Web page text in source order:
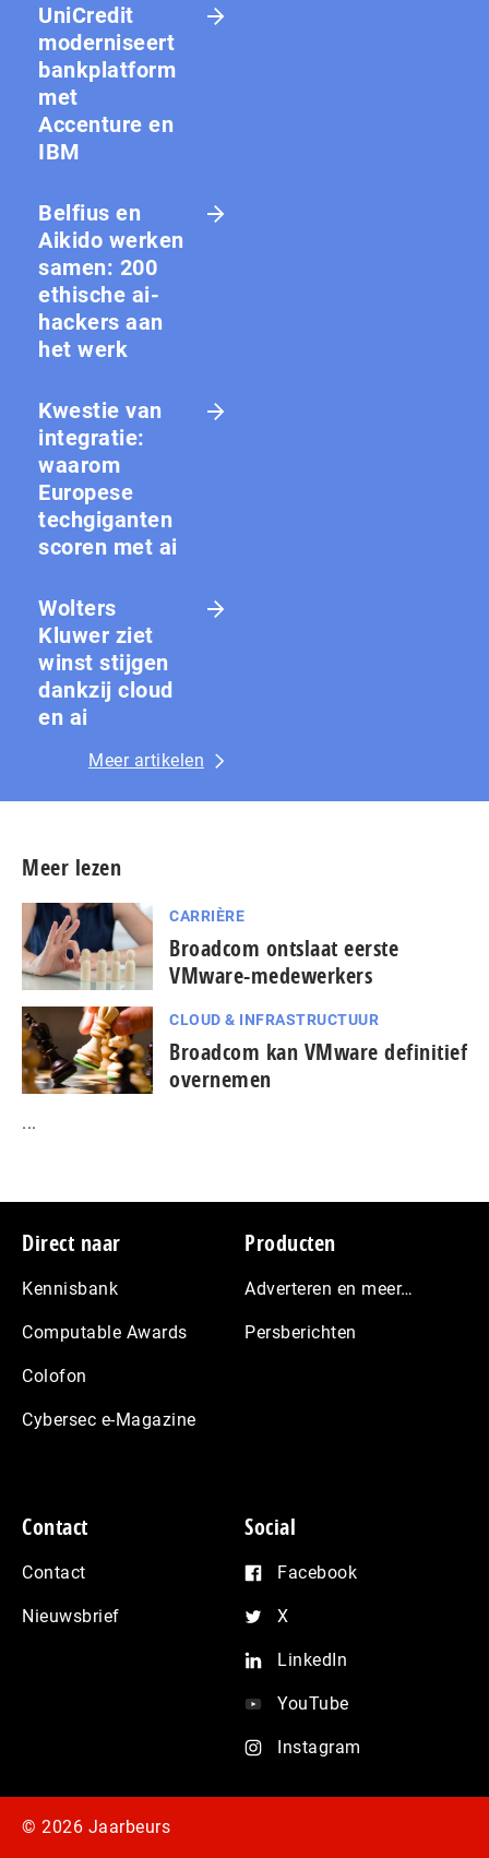
UniCredit
moderniseert
bankplatform
met
Accenture en
IBM
Belfius en
Aikido werken
samen: 200
ethische ai-
hackers aan
het werk
Kwestie van
integratie:
waarom
Europese
techgiganten
scoren met ai
Wolters
Kluwer ziet
winst stijgen
dankzij cloud
en ai
Meer artikelen
Meer lezen
CARRIÈRE
Broadcom ontslaat eerste
VMware-medewerkers
CLOUD & INFRASTRUCTUUR
Broadcom kan VMware definitief
overnemen
...
Footer
Direct naar
Kennisbank
Computable Awards
Colofon
Cybersec e-Magazine
Producten
Adverteren en meer…
Persberichten
Contact
Contact
Nieuwsbrief
Social
Facebook
X
LinkedIn
YouTube
Instagram
© 2026 Jaarbeurs